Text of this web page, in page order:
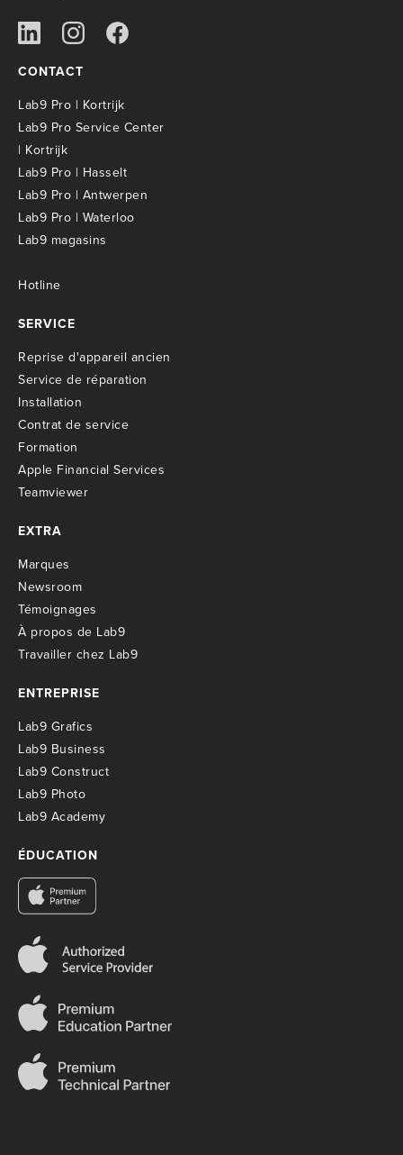
CONTACT
Lab9 Pro | Kortrijk
Lab9 Pro Service Center
| Kortrijk
Lab9 Pro | Hasselt
Lab9 Pro | Antwerpen
Lab9 Pro | Waterloo
Lab9 magasins
Hotline
SERVICE
Reprise d'appareil ancien
Service de réparation
Installation
Contrat de service
Formation
Apple Financial Services
Teamviewer
EXTRA
Marques
Newsroom
Témoignages
À propos de Lab9
Travailler chez Lab9
ENTREPRISE
Lab9 Grafics
Lab9 Business
Lab9 Construct
Lab9 Photo
Lab9 Academy
ÉDUCATION